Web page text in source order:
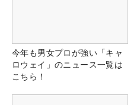
今年も男女プロが強い「キャ
ロウェイ」のニュース一覧は
こちら！